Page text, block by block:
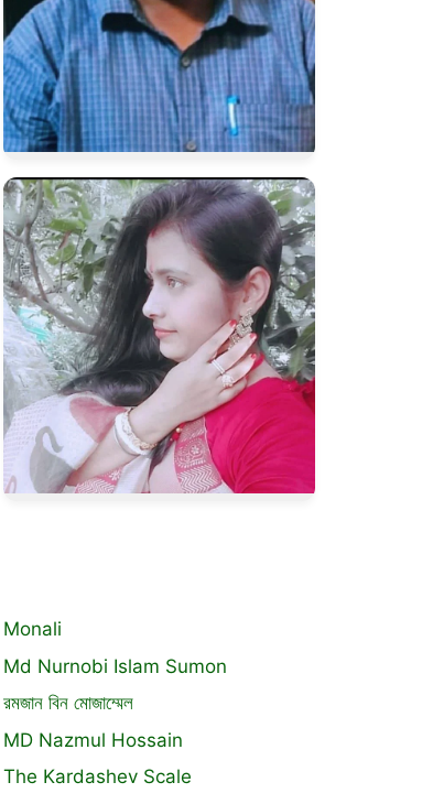
Monali
Md Nurnobi Islam Sumon
রমজান বিন মোজাম্মেল
MD Nazmul Hossain
The Kardashev Scale